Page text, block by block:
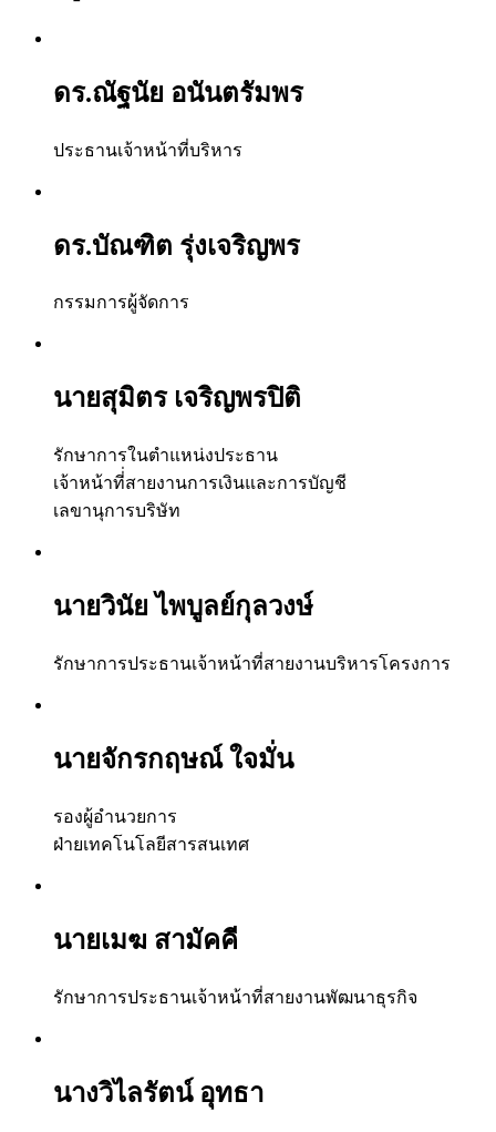
ดร.ณัฐนัย อนันตรัมพร
ประธานเจ้าหน้าที่บริหาร
ดร.บัณฑิต รุ่งเจริญพร
กรรมการผู้จัดการ
นายสุมิตร เจริญพรปิติ
รักษาการในตำแหน่งประธาน
เจ้าหน้าที่่สายงานการเงินและการบัญชี
เลขานุการบริษัท
นายวินัย ไพบูลย์กุลวงษ์
รักษาการประธานเจ้าหน้าที่สายงานบริหารโครงการ
นายจักรกฤษณ์ ใจมั่น
รองผู้อำนวยการ
ฝ่ายเทคโนโลยีสารสนเทศ
นายเมฆ สามัคคี
รักษาการประธานเจ้าหน้าที่สายงานพัฒนาธุรกิจ
นางวิไลรัตน์ อุทธา